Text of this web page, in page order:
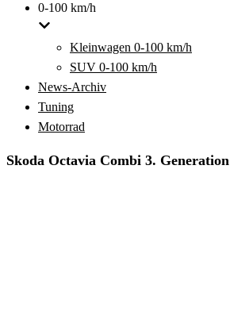
0-100 km/h
Kleinwagen 0-100 km/h
SUV 0-100 km/h
News-Archiv
Tuning
Motorrad
Skoda Octavia Combi 3. Generation